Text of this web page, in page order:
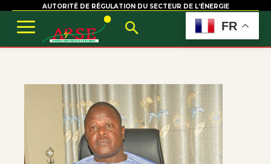
AUTORITÉ DE RÉGULATION DU SECTEUR DE L’ÉNERGIE
FR